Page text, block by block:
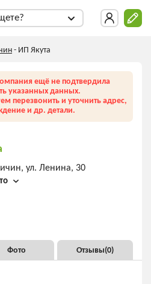
- ИП Якута
ещё не подтвердила
указанных данных.
перезвонить и уточнить адрес,
и др. детали.
ул. Ленина, 30
Фото Отзывы(0)